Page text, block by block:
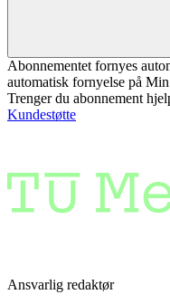
Abonnementet fornyes
automatisk fornyelse på
Trenger du abonnement
Kundestøtte
Ansvarlig redaktør